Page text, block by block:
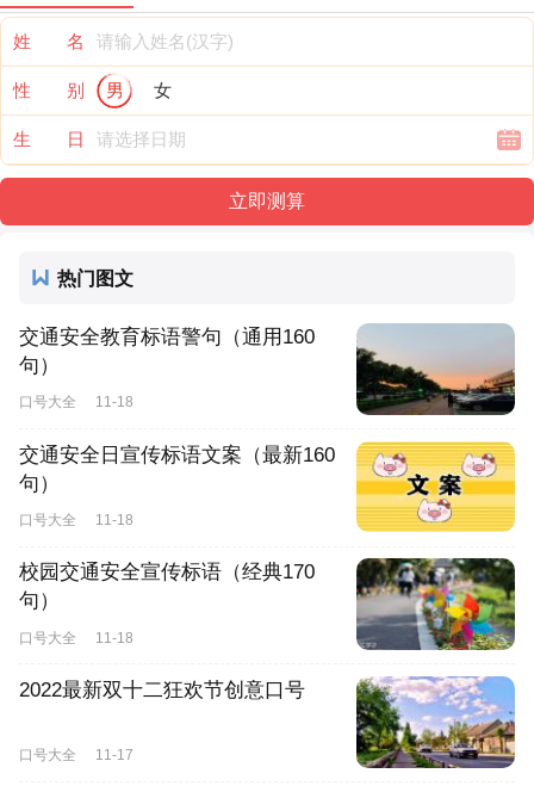
姓 名
性 别 男 女
生 日
热门图文
交通安全教育标语警句（通用160
句）
口号大全 11-18
交通安全日宣传标语文案（最新160
句）
口号大全 11-18
校园交通安全宣传标语（经典170
句）
口号大全 11-18
2022最新双十二狂欢节创意口号
口号大全 11-17